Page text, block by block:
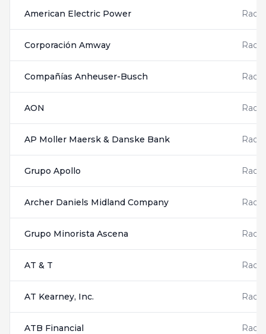
American Electric Power
Corporación Amway
Compañías Anheuser-Busch
AON
AP Moller Maersk & Danske Bank
Grupo Apollo
Archer Daniels Midland Company
Grupo Minorista Ascena
AT & T
AT Kearney, Inc.
ATB Financial